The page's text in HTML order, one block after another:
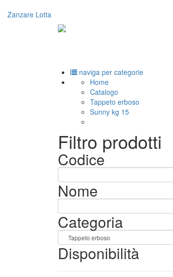
Zanzare Lotta
naviga per categorie
Home
Catalogo
Tappeto erboso
Sunny kg 15
Filtro prodotti
Codice
Nome
Categoria
Disponibilità